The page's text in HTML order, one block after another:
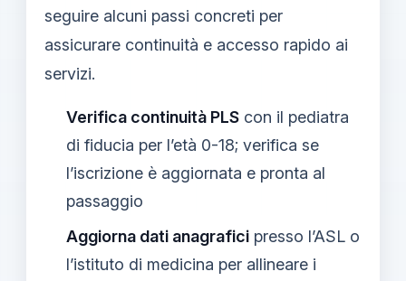
seguire alcuni passi concreti per
assicurare continuità e accesso rapido ai
servizi.
Verifica continuità PLS con il pediatra
di fiducia per l’età 0-18; verifica se
l’iscrizione è aggiornata e pronta al
passaggio
Aggiorna dati anagrafici presso l’ASL o
l’istituto di medicina per allineare i